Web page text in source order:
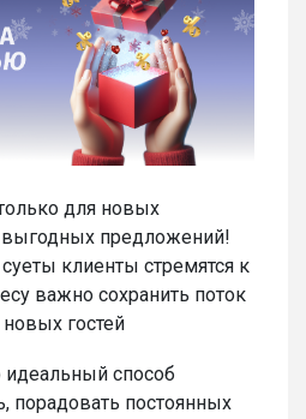
для новых
выгодных предложений!
клиенты стремятся к
важно сохранить поток
гостей
идеальный способ
порадовать постоянных